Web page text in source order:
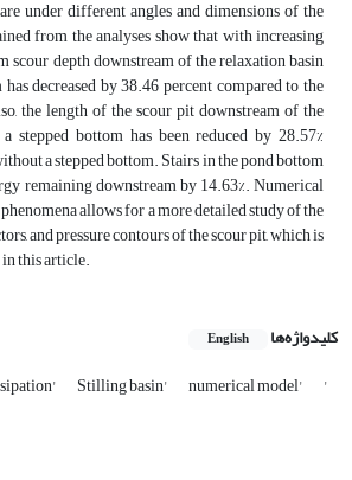
under different angles and dimensions of the
from the analyses show that with increasing
scour depth downstream of the relaxation basin
decreased by 38.46 percent compared to the
the length of the scour pit downstream of the
stepped bottom has been reduced by 28.57%
a stepped bottom. Stairs in the pond bottom
remaining downstream by 14.63%. Numerical
allows for a more detailed study of the
and pressure contours of the scour pit, which is
this article.
کلیدواژه‌ها English
Stilling basin' numerical model' '